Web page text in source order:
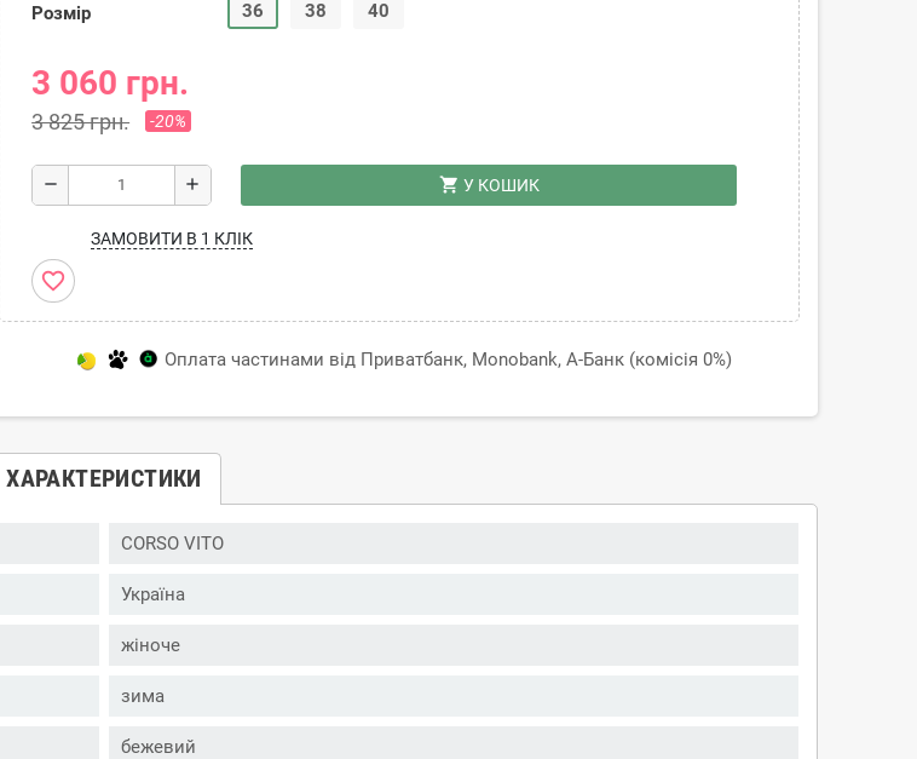
Розмір 36 38 40
3 060 грн.
3 825 грн. -20%
remove add shopping_cart У КОШИК
ЗАМОВИТИ В 1 КЛІК
favorite_border
Оплата частинами від Приватбанк, Monobank, А-Банк (комісія 0%)
ХАРАКТЕРИСТИКИ
CORSO VITO
Україна
жіноче
зима
бежевий